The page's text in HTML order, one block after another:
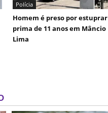
Polícia
Homem é preso por estuprar
prima de 11 anos em Mâncio
Lima